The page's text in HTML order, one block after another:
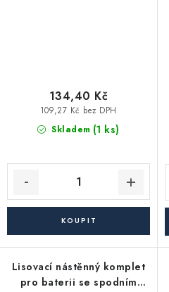
Skladem (1 ks)
109,27 Kč bez DPH
134,40 Kč
Lisovací nástěnný komplet
pro baterii se spodním